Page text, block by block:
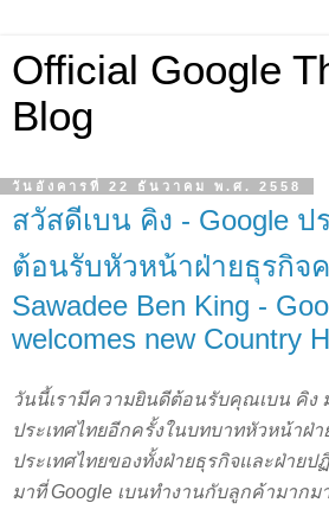
Official Google
Blog
วันอังคารที่ 22 ธันวาคม พ.ศ. 2558
สวัสดีเบน คิง - Google ป
ต้อนรับหัวหน้าฝ่ายธุรกิจ
Sawadee Ben King -
welcomes new Country
วันนี้เรามีความยินดีต้อนรับคุณเบน คิง
ประเทศไทยอีกครั้งในบทบาทหัวหน้าฝ่า
ประเทศไทยของทั้งฝ่ายธุรกิจและฝ่าย
มาที่ Google เบนทำงานกับลูกค้ามาก